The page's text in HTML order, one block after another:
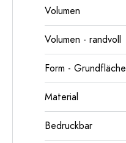
Volumen
Volumen - randvoll
Form - Grundfläche
Material
Bedruckbar